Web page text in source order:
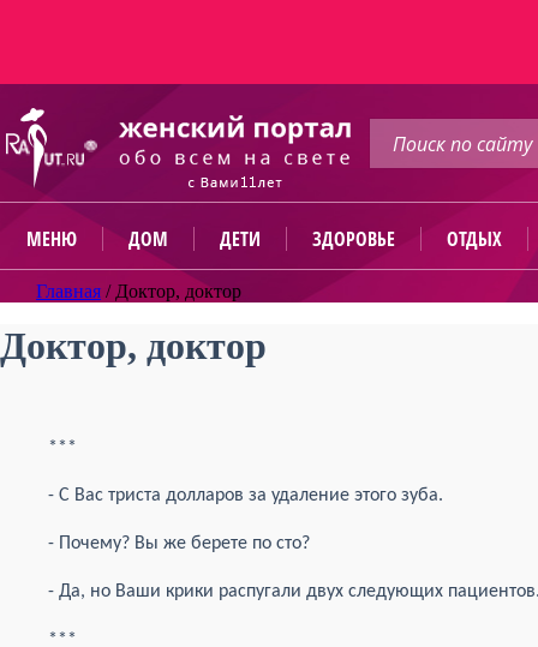
МЕНЮ ДОМ ДЕТИ ЗДОРОВЬЕ ОТДЫХ
Главная / Доктор, доктор
Доктор, доктор
***
- С Вас триста долларов за удаление этого зуба.
- Почему? Вы же берете по сто?
- Да, но Ваши крики распугали двух следующих
***